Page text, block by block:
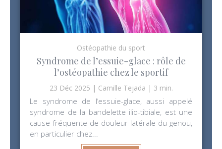
Ostéopathie du sport
Syndrome de l’essuie-glace : rôle de
l’ostéopathie chez le sportif
23 Déc 2025 Camille Tejada 3 min.
Le syndrome de l’essuie-glace, aussi appelé
syndrome de la bandelette ilio-tibiale, est une
cause fréquente de douleur latérale du genou,
en particulier chez...